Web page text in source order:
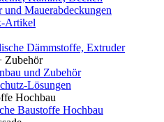
Mauerabdeckungen
Artikel
Dämmstoffe, Extruder
Zubehör
und Zubehör
Lösungen
Hochbau
Baustoffe Hochbau